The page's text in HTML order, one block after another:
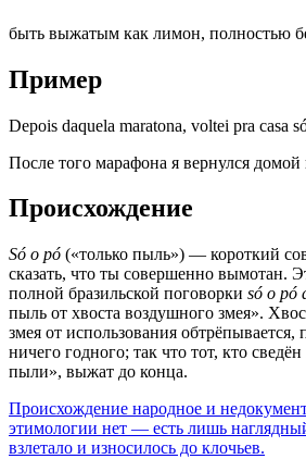
быть выжатым как лимон, полностью
Пример
Depois daquela maratona, voltei pra casa
После того марафона я вернулся
Происхождение
Só o pó («только пыль») — короткий
сказать, что ты совершенно вымотан.
полной бразильской поговорки só o pó
пыль от хвоста воздушного змея».
змея от использования обтрёпывается,
ничего годного; так что тот, кто
пыли», выжат до конца.
Происхождение народное и
этимологии нет — есть лишь
взлетало и износилось до клочьев.